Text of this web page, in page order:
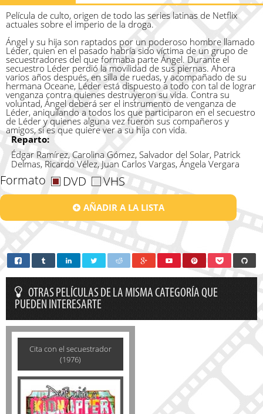
Película de culto, origen de todo las series latinas de Netflix
actuales sobre el imperio de la droga.
Ángel y su hija son raptados por un poderoso hombre llamado
Léder, quien en el pasado habría sido víctima de un grupo de
secuestradores del que formaba parte Ángel. Durante el
secuestro Léder perdió la movilidad de sus piernas. Ahora
varios años después, en silla de ruedas, y acompañado de su
hermana Oceane, Léder está dispuesto a todo con tal de lograr
venganza contra quienes destruyeron su vida. Contra su
voluntad, Ángel deberá ser el instrumento de venganza de
Léder, aniquilando a todos los que participaron en el secuestro
de Léder y quienes alguna vez fueron sus compañeros y
amigos, si es que quiere ver a su hija con vida.
Reparto:
Édgar Ramírez, Carolina Gómez, Salvador del Solar, Patrick
Delmas, Ricardo Vélez, Juan Carlos Vargas, Ángela Vergara
Formato DVD VHS
AÑADIR A LA LISTA
OTRAS PELÍCULAS DE LA MISMA CATEGORÍA QUE
PUEDEN INTERESARTE
Cita con el secuestrador
(1976)